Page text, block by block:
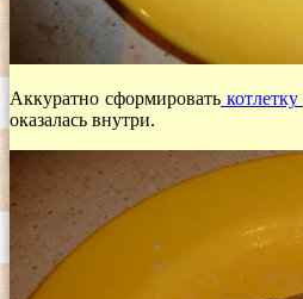
Аккуратно сформироватькотлетку
оказалась внутри.